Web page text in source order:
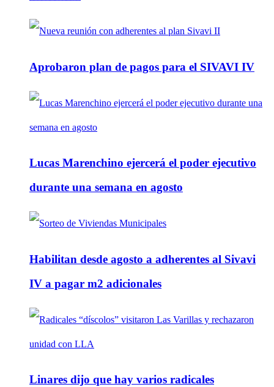
Aprobaron plan de pagos para el SIVAVI IV
Lucas Marenchino ejercerá el poder ejecutivo
durante una semana en agosto
Habilitan desde agosto a adherentes al Sivavi
IV a pagar m2 adicionales
Linares dijo que hay varios radicales